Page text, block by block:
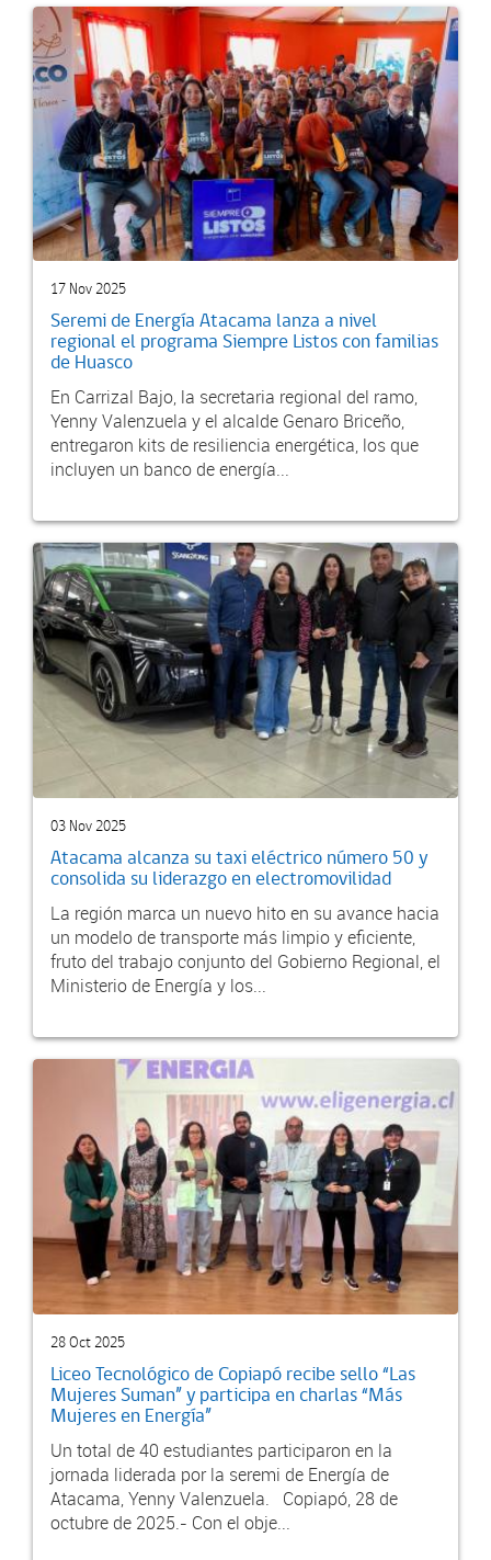
17 Nov 2025
Seremi de Energía Atacama lanza a nivel
regional el programa Siempre Listos con familias
de Huasco
En Carrizal Bajo, la secretaria regional del ramo,
Yenny Valenzuela y el alcalde Genaro Briceño,
entregaron kits de resiliencia energética, los que
incluyen un banco de energía...
03 Nov 2025
Atacama alcanza su taxi eléctrico número 50 y
consolida su liderazgo en electromovilidad
La región marca un nuevo hito en su avance hacia
un modelo de transporte más limpio y eficiente,
fruto del trabajo conjunto del Gobierno Regional, el
Ministerio de Energía y los...
28 Oct 2025
Liceo Tecnológico de Copiapó recibe sello “Las
Mujeres Suman” y participa en charlas “Más
Mujeres en Energía”
Un total de 40 estudiantes participaron en la
jornada liderada por la seremi de Energía de
Atacama, Yenny Valenzuela. Copiapó, 28 de
octubre de 2025.- Con el obje...